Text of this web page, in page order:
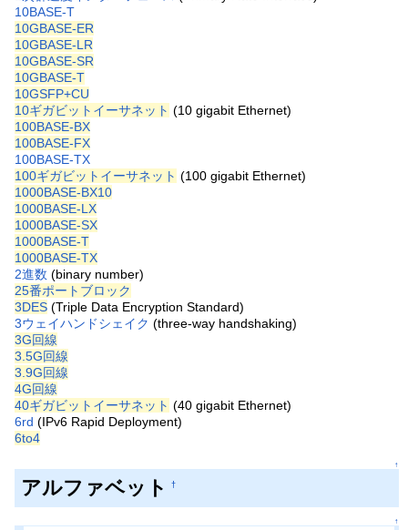
10BASE-T
10GBASE-ER
10GBASE-LR
10GBASE-SR
10GBASE-T
10GSFP+CU
10ギガビットイーサネット (10 gigabit Ethernet)
100BASE-BX
100BASE-FX
100BASE-TX
100ギガビットイーサネット (100 gigabit Ethernet)
1000BASE-BX10
1000BASE-LX
1000BASE-SX
1000BASE-T
1000BASE-TX
2進数 (binary number)
25番ポートブロック
3DES (Triple Data Encryption Standard)
3ウェイハンドシェイク (three-way handshaking)
3G回線
3.5G回線
3.9G回線
4G回線
40ギガビットイーサネット (40 gigabit Ethernet)
6rd (IPv6 Rapid Deployment)
6to4
↑
アルファベット †
↑